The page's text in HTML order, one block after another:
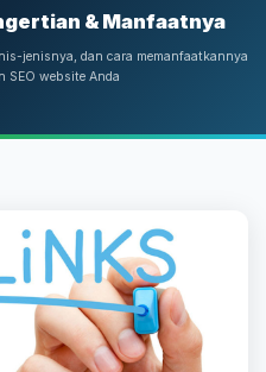
& Manfaatnya
jenisnya, dan cara memanfaatkannya
SEO website Anda